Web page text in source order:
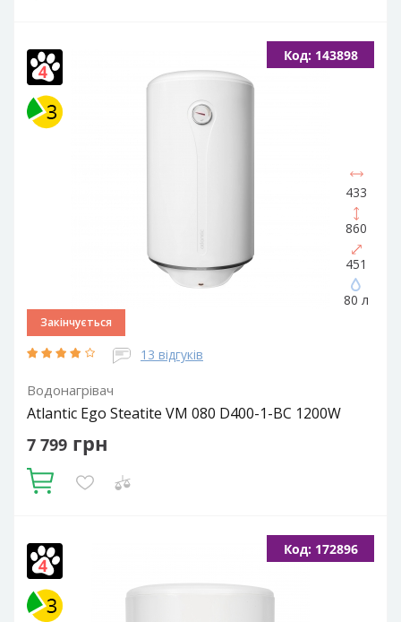
Вертикальне Тип ТЕНа:
Сухий
Тип водонагрівача:
Електричний накопичувальний
Форма водонагрівача:
Прямокутна
Код: 143898
433
860
451
80 л
Закінчується
13 відгуків
Водонагрівач
Atlantic Ego Steatite VM 080 D400-1-BC 1200W
7 799 грн
Купити
Встановлення:
Вертикальне
Потужність ТЕНа, Вт:1200
Тип водонагрівача:
Код: 172896